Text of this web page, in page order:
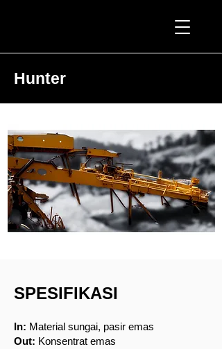
Hunter
SPESIFIKASI
In: Material sungai, pasir emas
Out: Konsentrat emas